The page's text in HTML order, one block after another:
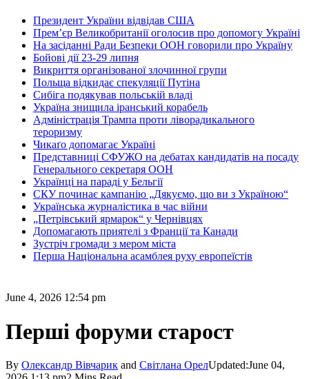
Президент України відвідав США
Прем’єр Великобританії оголосив про допомогу Україні
На засіданні Ради Безпеки ООН говорили про Україну
Бойові дії 23-29 липня
Викриття організованої злочинної групи
Польща відкидає спекуляції Путіна
Сибіга подякував польській владі
Україна знищила іранський корабель
Адміністрація Трампа проти ліворадикального
тероризму
Чикаґо допомагає Україні
Представниці СФУЖО на дебатах кандидатів на посаду
Генерального секретаря ООН
Українці на параді у Бельгії
СКУ починає кампанію „Дякуємо, що ви з Україною“
Українська журналістика в час війни
„Петрівський ярмарок“ у Чернівцях
Допомагають приятелі з Франції та Канади
Зустріч громади з мером міста
Перша Національна асамблея руху европеїстів
June 4, 2026 12:54 pm
Перші форуми старост
By Олександр Вівчарик and Світлана ОрелUpdated:June 04,